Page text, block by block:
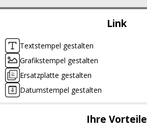
Link
Textstempel gestalten
Grafikstempel gestalten
Ersatzplatte gestalten
Datumstempel gestalten
Ihre Vorteile